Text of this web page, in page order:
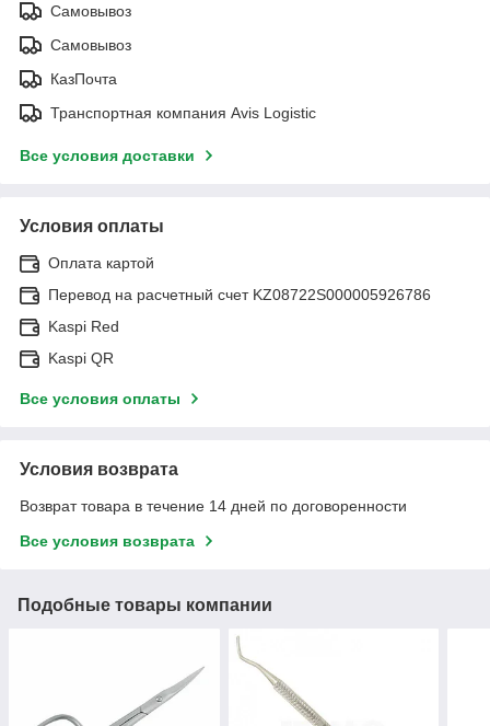
Самовывоз
Самовывоз
КазПочта
Транспортная компания Avis Logistic
Все условия доставки
Условия оплаты
Оплата картой
Перевод на расчетный счет KZ08722S000005926786
Kaspi Red
Kaspi QR
Все условия оплаты
Условия возврата
Возврат товара в течение 14 дней по договоренности
Все условия возврата
Подобные товары компании